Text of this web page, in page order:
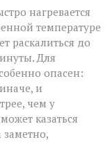
нагревается
температуре
раскалиться до
Для
опасен:
и
чем у
казаться